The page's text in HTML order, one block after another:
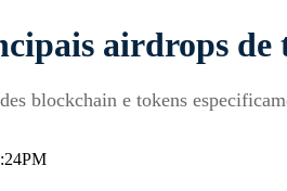
airdrops de
blockchain e tokens